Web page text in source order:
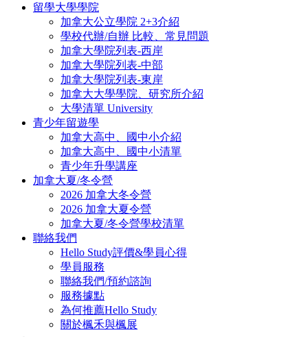
留學大學學院
加拿大公立學院 2+3介紹
學校代辦/自辦 比較、常見問題
加拿大學院列表-西岸
加拿大學院列表-中部
加拿大學院列表-東岸
加拿大大學學院、研究所介紹
大學清單 University
青少年留遊學
加拿大高中、國中小介紹
加拿大高中、國中小清單
青少年升學講座
加拿大夏/冬令營
2026 加拿大冬令營
2026 加拿大夏令營
加拿大夏/冬令營學校清單
聯絡我們
Hello Study評價&學員心得
學員服務
聯絡我們/預約諮詢
服務據點
為何推薦Hello Study
關於楓禾與楓展